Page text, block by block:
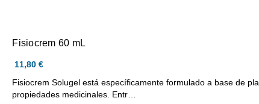
Fisiocrem 60 mL
11,80 €
Fisiocrem Solugel está específicamente formulado a base de
propiedades medicinales. Entr…